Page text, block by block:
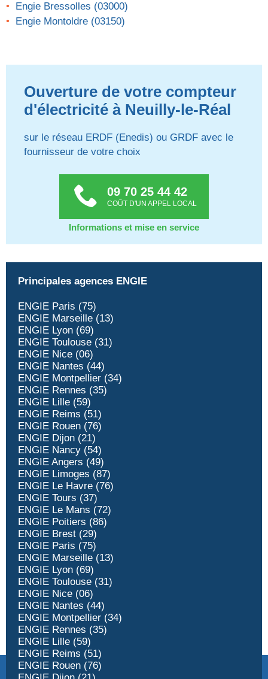
Engie Bressolles (03000)
Engie Montoldre (03150)
Ouverture de votre compteur
d'électricité à Neuilly-le-Réal
sur le réseau ERDF (Enedis) ou GRDF avec le
fournisseur de votre choix
09 70 25 44 42
COÛT D'UN APPEL LOCAL
Informations et mise en service
Principales agences ENGIE
ENGIE Paris (75)
ENGIE Marseille (13)
ENGIE Lyon (69)
ENGIE Toulouse (31)
ENGIE Nice (06)
ENGIE Nantes (44)
ENGIE Montpellier (34)
ENGIE Rennes (35)
ENGIE Lille (59)
ENGIE Reims (51)
ENGIE Rouen (76)
ENGIE Dijon (21)
ENGIE Nancy (54)
ENGIE Angers (49)
ENGIE Limoges (87)
ENGIE Le Havre (76)
ENGIE Tours (37)
ENGIE Le Mans (72)
ENGIE Poitiers (86)
ENGIE Brest (29)
ENGIE Paris (75)
ENGIE Marseille (13)
ENGIE Lyon (69)
ENGIE Toulouse (31)
ENGIE Nice (06)
ENGIE Nantes (44)
ENGIE Montpellier (34)
ENGIE Rennes (35)
ENGIE Lille (59)
ENGIE Reims (51)
ENGIE Rouen (76)